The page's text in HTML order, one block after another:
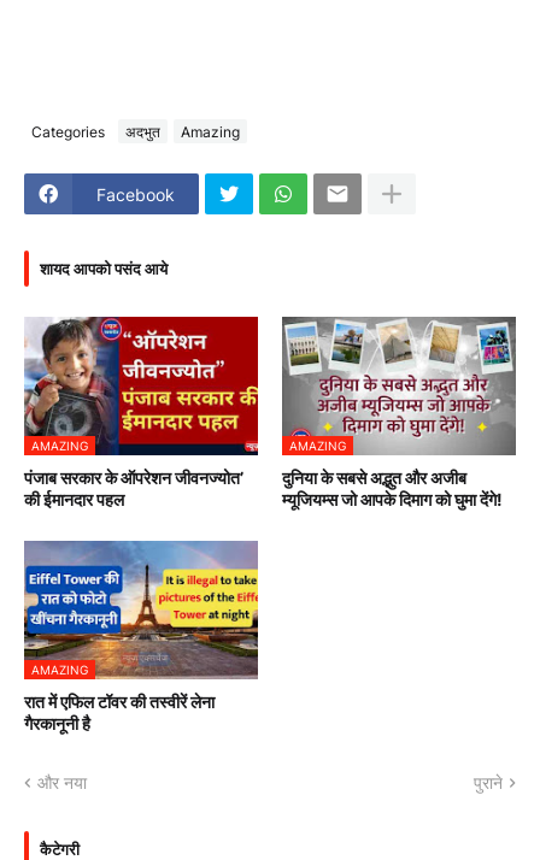
Categories अदभुत Amazing
Facebook
शायद आपको पसंद आये
AMAZING
पंजाब सरकार के ऑपरेशन जीवनज्योत’
की ईमानदार पहल
AMAZING
दुनिया के सबसे अद्भुत और अजीब
म्यूजियम्स जो आपके दिमाग को घुमा देंगे!
AMAZING
रात में एफिल टॉवर की तस्वीरें लेना
गैरकानूनी है
और नया पुराने
कैटेगरी